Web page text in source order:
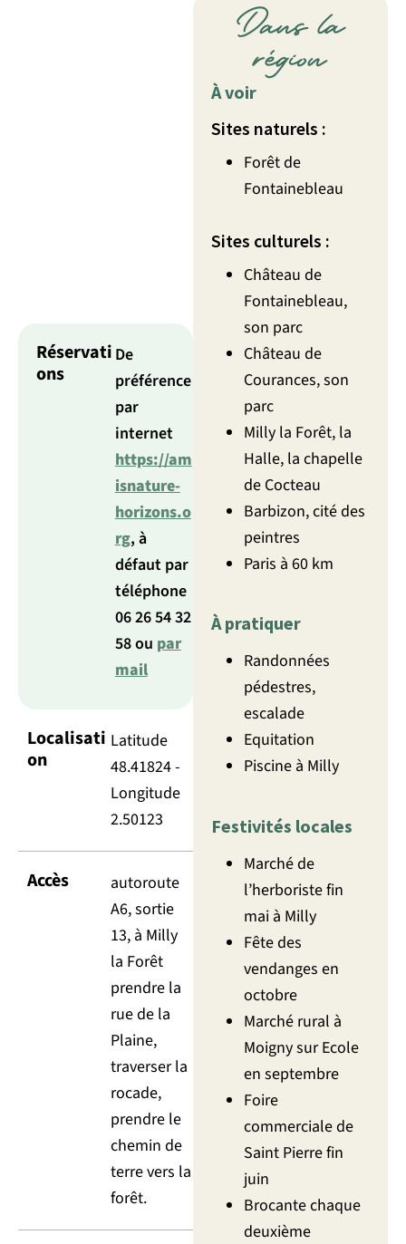
Réservati
ons
De
préférence
par
internet
https://am
isnature-
horizons.o
rg, à
défaut par
téléphone
06 26 54 32
58 ou par
mail
Localisati
on
Latitude
48.41824 -
Longitude
2.50123
Accès
autoroute
A6, sortie
13, à Milly
la Forêt
prendre la
rue de la
Plaine,
traverser la
rocade,
prendre le
chemin de
terre vers la
forêt.
Dans la
région
À voir
Sites naturels :
Forêt de
Fontainebleau
Sites culturels :
Château de
Fontainebleau,
son parc
Château de
Courances, son
parc
Milly la Forêt, la
Halle, la chapelle
de Cocteau
Barbizon, cité des
peintres
Paris à 60 km
À pratiquer
Randonnées
pédestres,
escalade
Equitation
Piscine à Milly
Festivités locales
Marché de
l’herboriste fin
mai à Milly
Fête des
vendanges en
octobre
Marché rural à
Moigny sur Ecole
en septembre
Foire
commerciale de
Saint Pierre fin
juin
Brocante chaque
deuxième